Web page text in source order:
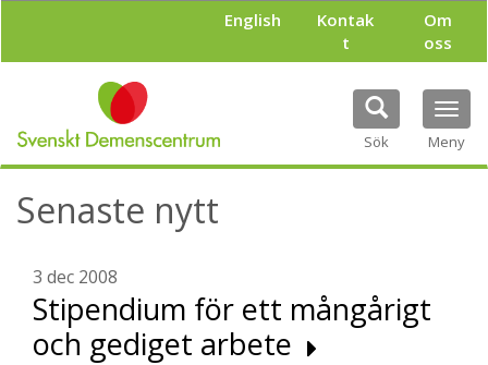
l
English
Kontak
t
Om
oss
Sök Meny
Senaste nytt
3 dec 2008
Stipendium för ett mångårigt
och gediget arbete